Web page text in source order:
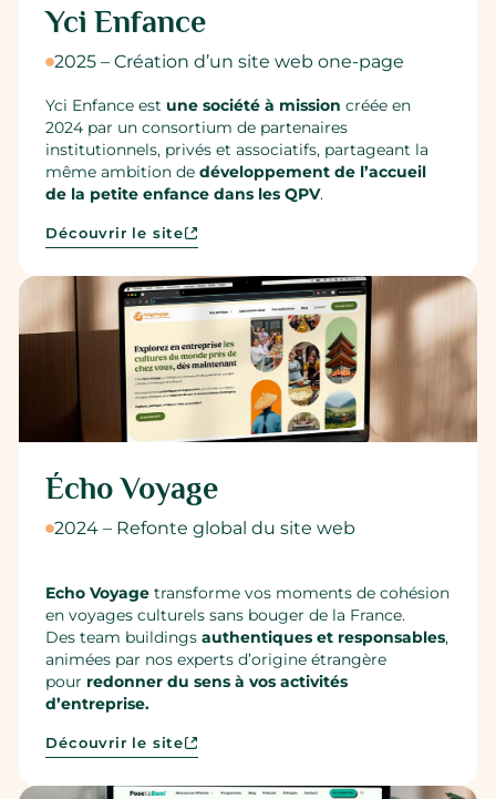
Yci Enfance
2025 – Création d’un site web one-page
Yci Enfance est une société à mission créée en
2024 par un consortium de partenaires
institutionnels, privés et associatifs, partageant la
même ambition dedéveloppement de l’accueil
de la petite enfance dans les QPV.
Découvrir le site
Écho Voyage
2024 – Refonte global du site web
Echo Voyage transforme vos moments de cohésion
en voyages culturels sans bouger de la France.
Des team buildingsauthentiques et responsables,
animées par nos experts d’origine étrangère
pour redonner du sens à vos activités
d’entreprise.
Découvrir le site